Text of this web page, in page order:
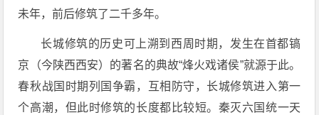
未年，前后修筑了二千多年。
长城修筑的历史可上溯到西周时期，发生在首都镐
京（今陕西西安）的著名的典故“烽火戏诸侯”就源于此。
春秋战国时期列国争霸，互相防守，长城修筑进入第一
个高潮，但此时修筑的长度都比较短。秦灭六国统一天